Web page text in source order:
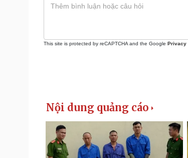
This site is protected by reCAPTCHA and the Google Privacy